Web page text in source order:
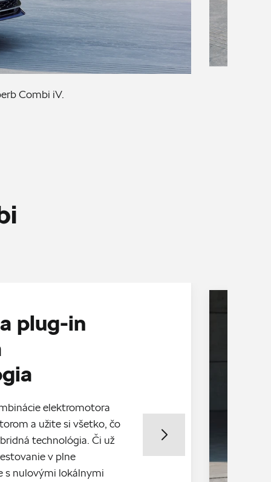
Combi iV.
plug-in
elektromotora
a užite si všetko, čo
technológia. Či už
v plne
s nulovými lokálnymi